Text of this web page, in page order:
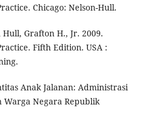
Chicago: Nelson-Hull.
Grafton H., Jr. 2009.
Fifth Edition. USA :
Anak Jalanan: Administrasi
Warga Negara Republik